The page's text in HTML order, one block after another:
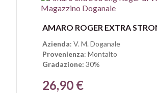
Anteprima
Azienda: V. M. Doganale
Provenienza: Montalto
Gradazione: 30%
26,90 €